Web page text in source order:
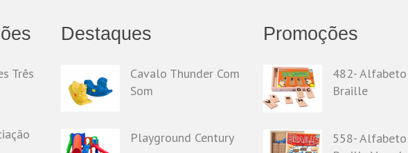
Três
Destaques
Cavalo Thunder Com
Som
Playground Century
Promoções
482- Alfabeto
Braille
558- Alfabeto